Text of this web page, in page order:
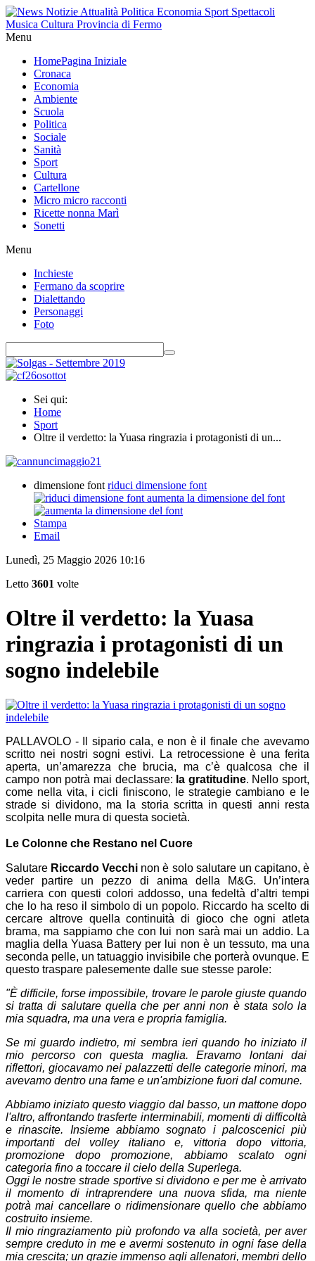
Menu
HomePagina Iniziale
Cronaca
Economia
Ambiente
Scuola
Politica
Sociale
Sanità
Sport
Cultura
Cartellone
Micro micro racconti
Ricette nonna Marì
Sonetti
Menu
Inchieste
Fermano da scoprire
Dialettando
Personaggi
Foto
Sei qui:
Home
Sport
Oltre il verdetto: la Yuasa ringrazia i protagonisti di un...
dimensione font riduci dimensione font
aumenta la dimensione del font
Stampa
Email
Lunedì, 25 Maggio 2026 10:16
Letto 3601 volte
Oltre il verdetto: la Yuasa
ringrazia i protagonisti di un
sogno indelebile
PALLAVOLO - Il sipario cala, e non è il finale che avevamo
scritto nei nostri sogni estivi. La retrocessione è una ferita
aperta, un’amarezza che brucia, ma c’è qualcosa che il
campo non potrà mai declassare: la gratitudine. Nello sport,
come nella vita, i cicli finiscono, le strategie cambiano e le
strade si dividono, ma la storia scritta in questi anni resta
scolpita nelle mura di questa società.
Le Colonne che Restano nel Cuore
Salutare Riccardo Vecchi non è solo salutare un capitano, è
veder partire un pezzo di anima della M&G. Un’intera
carriera con questi colori addosso, una fedeltà d’altri tempi
che lo ha reso il simbolo di un popolo. Riccardo ha scelto di
cercare altrove quella continuità di gioco che ogni atleta
brama, ma sappiamo che con lui non sarà mai un addio. La
maglia della Yuasa Battery per lui non è un tessuto, ma una
seconda pelle, un tatuaggio invisibile che porterà ovunque. E
questo traspare palesemente dalle sue stesse parole:
"È difficile, forse impossibile, trovare le parole giuste quando
si tratta di salutare quella che per anni non è stata solo la
mia squadra, ma una vera e propria famiglia.
Se mi guardo indietro, mi sembra ieri quando ho iniziato il
mio percorso con questa maglia. Eravamo lontani dai
riflettori, giocavamo nei palazzetti delle categorie minori, ma
avevamo dentro una fame e un'ambizione fuori dal comune.
Abbiamo iniziato questo viaggio dal basso, un mattone dopo
l'altro, affrontando trasferte interminabili, momenti di difficoltà
e rinascite. Insieme abbiamo sognato i palcoscenici più
importanti del volley italiano e, vittoria dopo vittoria,
promozione dopo promozione, abbiamo scalato ogni
categoria fino a toccare il cielo della Superlega.
Oggi le nostre strade sportive si dividono e per me è arrivato
il momento di intraprendere una nuova sfida, ma niente
potrà mai cancellare o ridimensionare quello che abbiamo
costruito insieme.
Il mio ringraziamento più profondo va alla società, per aver
sempre creduto in me e avermi sostenuto in ogni fase della
mia crescita; un grazie immenso agli allenatori, membri dello